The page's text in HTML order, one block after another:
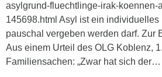
asylgrund-fluechtlinge-irak-koennen-
145698.html Asyl ist ein
pauschal vergeben werden darf. Zur
Aus einem Urteil des OLG Koblenz,
Familiensachen: „Zwar hat sich der…